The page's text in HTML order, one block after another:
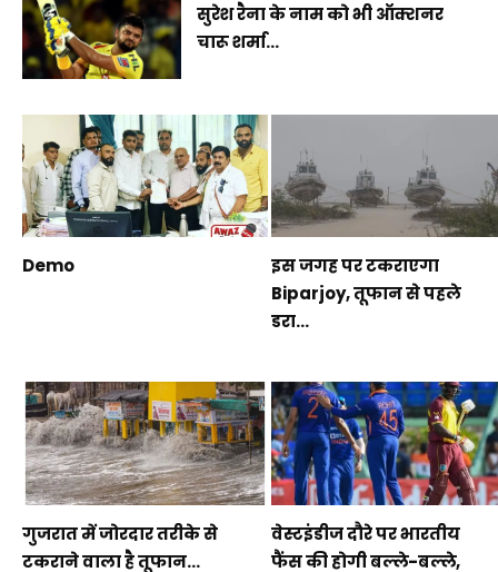
सुरेश रैना के नाम को भी ऑक्शनर
चारू शर्मा...
Demo
इस जगह पर टकराएगा
Biparjoy, तूफान से पहले
डरा...
गुजरात में जोरदार तरीके से
टकराने वाला है तूफान...
वेस्टइंडीज दौरे पर भारतीय
फैंस की होगी बल्ले-बल्ले,